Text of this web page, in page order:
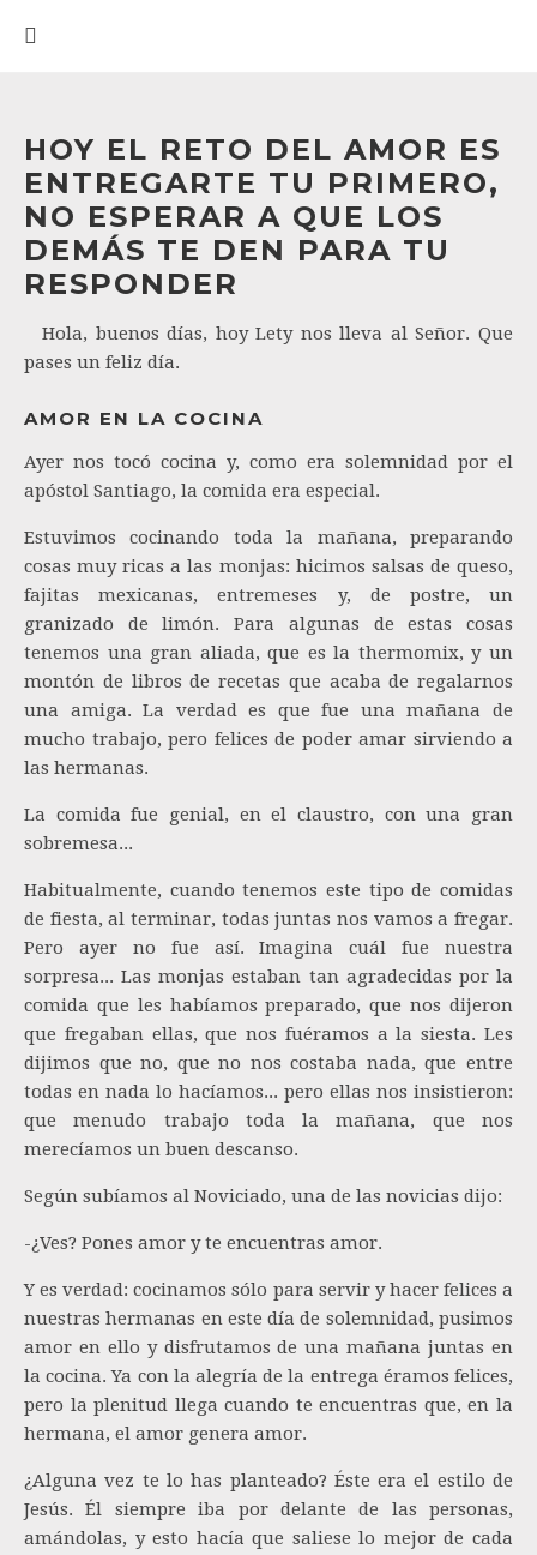
HOY EL RETO DEL AMOR ES
ENTREGARTE TU PRIMERO,
NO ESPERAR A QUE LOS
DEMÁS TE DEN PARA TU
RESPONDER
Hola, buenos días, hoy Lety nos lleva al Señor. Que
pases un feliz día.
AMOR EN LA COCINA
Ayer nos tocó cocina y, como era solemnidad por el
apóstol Santiago, la comida era especial.
Estuvimos cocinando toda la mañana, preparando
cosas muy ricas a las monjas: hicimos salsas de queso,
fajitas mexicanas, entremeses y, de postre, un
granizado de limón. Para algunas de estas cosas
tenemos una gran aliada, que es la thermomix, y un
montón de libros de recetas que acaba de regalarnos
una amiga. La verdad es que fue una mañana de
mucho trabajo, pero felices de poder amar sirviendo a
las hermanas.
La comida fue genial, en el claustro, con una gran
sobremesa...
Habitualmente, cuando tenemos este tipo de comidas
de fiesta, al terminar, todas juntas nos vamos a fregar.
Pero ayer no fue así. Imagina cuál fue nuestra
sorpresa... Las monjas estaban tan agradecidas por la
comida que les habíamos preparado, que nos dijeron
que fregaban ellas, que nos fuéramos a la siesta. Les
dijimos que no, que no nos costaba nada, que entre
todas en nada lo hacíamos... pero ellas nos insistieron:
que menudo trabajo toda la mañana, que nos
merecíamos un buen descanso.
Según subíamos al Noviciado, una de las novicias dijo:
-¿Ves? Pones amor y te encuentras amor.
Y es verdad: cocinamos sólo para servir y hacer felices a
nuestras hermanas en este día de solemnidad, pusimos
amor en ello y disfrutamos de una mañana juntas en
la cocina. Ya con la alegría de la entrega éramos felices,
pero la plenitud llega cuando te encuentras que, en la
hermana, el amor genera amor.
¿Alguna vez te lo has planteado? Éste era el estilo de
Jesús. Él siempre iba por delante de las personas,
amándolas, y esto hacía que saliese lo mejor de cada